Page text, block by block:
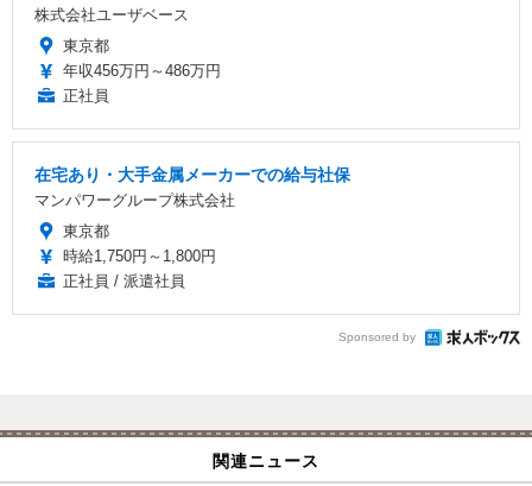
株式会社ユーザベース
東京都
年収456万円～486万円
正社員
在宅あり・大手金属メーカーでの給与社保
マンパワーグループ株式会社
東京都
時給1,750円～1,800円
正社員 / 派遣社員
Sponsored by
関連ニュース